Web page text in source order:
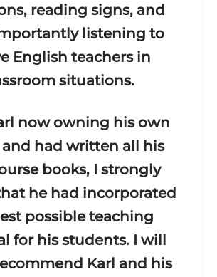
reading signs, and
listening to
English teachers in
situations.
now owning his own
had written all his
books, I strongly
he had incorporated
possible teaching
for his students. I will
Karl and his